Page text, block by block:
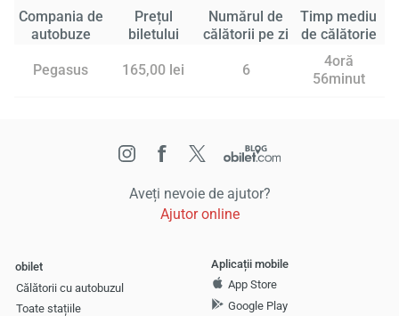
Compania de
autobuze
Prețul
biletului
Numărul de
călătorii pe zi
Timp mediu
de călătorie
Pegasus 165,00 lei 6
4oră
56minut
Aveți nevoie de ajutor?
Ajutor online
obilet
Călătorii cu autobuzul
Toate stațiile
Aplicații mobile
App Store
Google Play